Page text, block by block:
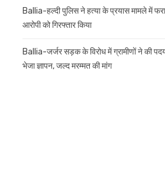
Ballia-हल्दी पुलिस ने हत्या के प्रयास मामले में
आरोपी को गिरफ्तार किया
Ballia-जर्जर सड़क के विरोध में ग्रामीणों ने की
भेजा ज्ञापन, जल्द मरम्मत की मांग